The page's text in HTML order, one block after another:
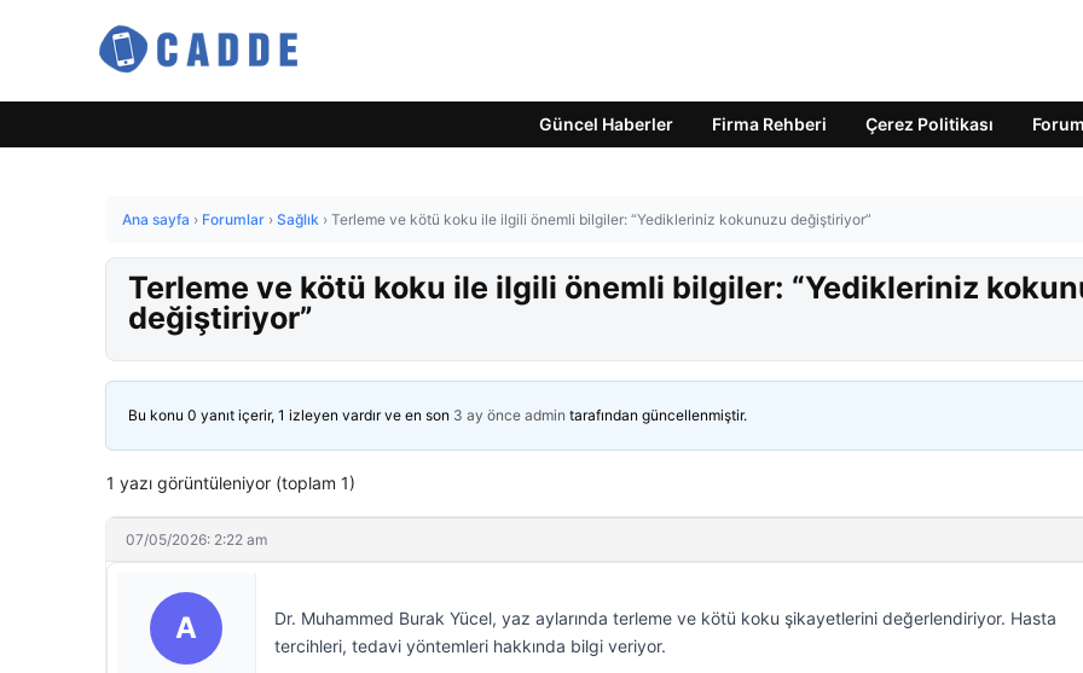
Güncel Haberler Firma Rehberi Çerez Politikası Forum
Ana sayfa › Forumlar › Sağlık › Terleme ve kötü koku ile ilgili önemli bilgiler: “Yedikleriniz kokunuzu değiştiriyor”
Terleme ve kötü koku ile ilgili önemli bilgiler: “Yedikleriniz
değiştiriyor”
Bu konu 0 yanıt içerir, 1 izleyen vardır ve en son 3 ay önce admin tarafından güncellenmiştir.
1 yazı görüntüleniyor (toplam 1)
07/05/2026: 2:22 am
A
Dr. Muhammed Burak Yücel, yaz aylarında terleme ve kötü koku şikayetlerini değerlendiriyor. Hasta
tercihleri, tedavi yöntemleri hakkında bilgi veriyor.